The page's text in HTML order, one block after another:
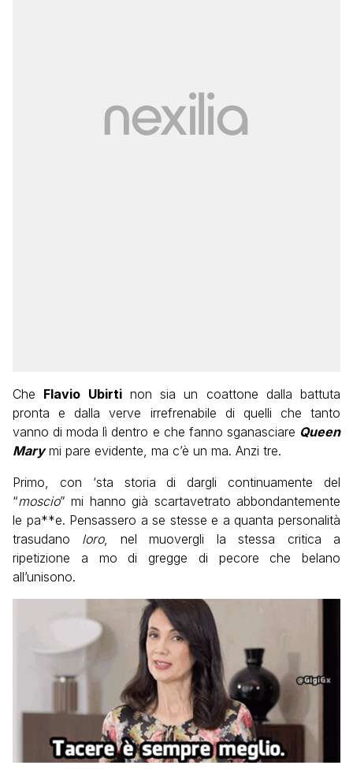
Che Flavio Ubirtinon sia un coattone dalla battuta
pronta e dalla verve irrefrenabile di quelli che tanto
vanno di moda lì dentro e che fanno sganasciare Queen
Marymi pare evidente, ma c’è un ma. Anzi tre.
Primo, con ‘sta storia di dargli continuamente del
“moscio” mi hanno già scartavetrato abbondantemente
le pa**e. Pensassero a se stesse e a quanta personalità
trasudano loro, nel muovergli la stessa critica a
ripetizione a mo di gregge di pecore che belano
all’unisono.